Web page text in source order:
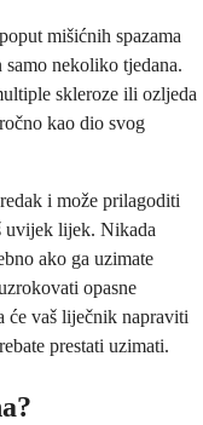
mišićnih spazama
nekoliko tjedana.
skleroze ili ozljeda
kao dio svog
i može prilagoditi
uvijek lijek. Nikada
ako ga uzimate
opasne
će vaš liječnik napraviti
prestati uzimati.